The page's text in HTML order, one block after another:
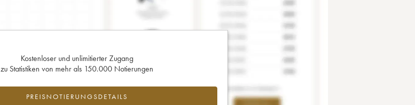
Kostenloser und unlimitierter Zugang
zu Statistiken von mehr als 150.000 Notierungen
PREISNOTIERUNGSDETAILS